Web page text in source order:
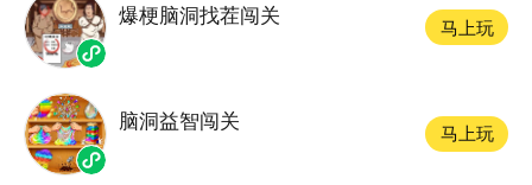
爆梗脑洞找茬闯关
马上玩
脑洞益智闯关
马上玩